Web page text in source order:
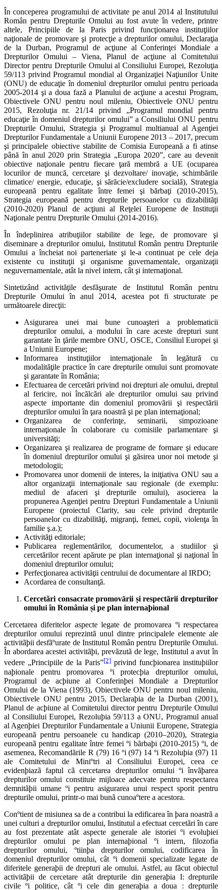
În conceperea programului de activitate pe anul 2014 al Institutului
Român pentru Drepturile Omului au fost avute în vedere, printre
altele, Principiile de la Paris privind funcţionarea instituţiilor
naţionale de promovare şi protecţie a drepturilor omului, Declaraţia
de la Durban, Programul de acţiune al Conferinţei Mondiale a
Drepturilor Omului – Viena, Planul de acţiune al Comitetului
Director pentru Drepturile Omului al Consiliului Europei, Rezoluţia
59/113 privind Programul mondial al Organizaţiei Naţiunilor Unite
(ONU) de educaţie în domeniul drepturilor omului pentru perioada
2005-2014 şi a doua fază a Planului de acţiune a acestui Program,
Obiectivele ONU pentru noul mileniu, Obiectivele ONU pentru
2015, Rezoluţia nr. 21/14 privind „Programul mondial pentru
educaţie în domeniul drepturilor omului” a Consiliului ONU pentru
Drepturile Omului, Strategia şi Programul multianual al Agenţiei
Drepturilor Fundamentale a Uniunii Europene 2013 – 2017, precum
şi principalele obiective stabilite de Comisia Europeană a fi atinse
până în anul 2020 prin Strategia „Europa 2020”, care au devenit
obiective naţionale pentru fiecare ţară membră a UE (ocuparea
locurilor de muncă, cercetare şi dezvoltare/ inovaţie, schimbările
climatice/ energie, educaţie, şi sărăcie/excludere socială), Strategia
europeană pentru egalitate între femei şi bărbaţi (2010-2015),
Strategia europeană pentru drepturile persoanelor cu dizabilităţi
(2010-2020) Planul de acţiuni al Reţelei Europene de Instituţii
Naţionale pentru Drepturile Omului (2014-2016).
În îndeplinirea atribuţiilor stabilite de lege, de promovare şi
diseminare a drepturilor omului, Institutul Român pentru Drepturile
Omului a încheiat noi parteneriate şi le-a continuat pe cele deja
existente cu instituţii şi organisme guvernamentale, organizaţii
neguvernamentale, atât la nivel intern, cât şi internaţional.
Sintetizând activităţile desfăşurate de Institutul Român pentru
Drepturile Omului în anul 2014, acestea pot fi structurate pe
următoarele direcţii:
Asigurarea unei mai bune cunoaşteri a problematicii
drepturilor omului, a modului în care aceste drepturi sunt
garantate în ţările membre ONU, OSCE, Consiliul Europei şi
a Uniunii Europene;
Informarea instituţiilor internaţionale în legătură cu
modalităţile practice în care drepturile omului sunt promovate
şi garantate în România;
Efectuarea de cercetări privind noi drepturi ale omului, dreptul
al fericire, noi încălcări ale drepturilor omului sau privind
aspecte importante din domeniul promovării şi respectării
drepturilor omului în ţara noastră şi pe plan internaţional;
Organizarea de conferinţe, seminarii, simpozioane
internaţionale în colaborare cu comisiile parlamentare şi
universităţi;
Organizarea şi realizarea de programe de formare şi educare
în domeniul drepturilor omului şi găsirea unor noi metode şi
metodologii;
Promovarea unor domenii de interes, la iniţiativa ONU sau a
altor organizaţii internaţionale sau regionale (de exemplu:
mediul de afaceri şi drepturile omului), asocierea la
propunerea Agenţiei pentru Drepturi Fundamentale a Uniunii
Europene (proiectul Clarity, sau cele privind drepturile
persoanelor cu dizabilităţi, migranţi, femei, copii, violenţa în
familie ş.a.);
Activităţi editoriale;
Publicarea reglementărilor, documentelor, a studiilor şi
cercetărilor recent apărute pe plan internaţional şi naţional în
domeniul drepturilor omului;
Perfecţionarea activităţii centrului de documentare al IRDO;
Acordarea de consultanţă.
Cercetări consacratepromovãrii și respectãrii drepturilor
omuluiîn România și pe plan internaþional
Cercetarea diferitelor aspecte legate de promovarea ºi respectarea
drepturilor omului reprezintã unul dintre principalele elemente ale
activitãþii desfãºurate de Institutul Român pentru Drepturile Omului.
În abordarea acestei activitãþi, prevãzutã de lege, Institutul a avut în
vedere „Principiile de la Paris”[2] privind funcþionarea instituþiilor
naþionale pentru promovarea ºi protecþia drepturilor omului,
Programul de acþiune al Conferinþei Mondiale a Drepturilor
Omului de la Viena (1993), Obiectivele ONU pentru noul mileniu,
Obiectivele ONU pentru 2015, Declaraþia de la Durban (2001),
Planul de acþiune al Comitetului director pentru Drepturile Omului
al Consiliului Europei, Rezoluþia 59/113 a ONU, Programul anual
al Agenþiei Drepturilor Fundamentale a Uniunii Europene, Strategia
europeanã pentru persoanele cu handicap (2010–2020), Strategia
europeanã pentru egalitate între femei ºi bãrbaþi (2010-2015) ºi, de
asemenea, Recomandãrile R (79) 16 ºi (97) 14 ºi Rezoluþia (97) 11
ale Comitetului de Miniºtri al Consiliului Europei, ceea ce
evidenþiazã faptul cã cercetarea drepturilor omului ºi învãþarea
drepturilor omului constituie mijloace adecvate pentru respectarea
demnitãþii umane ºi pentru asigurarea unui respect sporit pentru
drepturile omului, printr-o mai bunã cunoaºtere a acestora.
Conºtient de misiunea sa de a contribui la edificarea în þara noastrã a
unei culturi a drepturilor omului, Institutul a efectuat cercetãri în care
au fost prezentate atât aspecte generale ale istoriei ºi evoluþiei
drepturilor omului pe plan internaþional ºi intern, filozofia
drepturilor omului, ºtiinþa drepturilor omului, codificarea în
domeniul drepturilor omului, cât ºi domenii specializate legate de
diferitele generaþii de drepturi ale omului. Astfel, au fãcut obiectul
activitãþii de cercetare atât drepturile din generaþia I: drepturile
civile ºi politice, cât ºi cele din generaþia a doua : drepturile